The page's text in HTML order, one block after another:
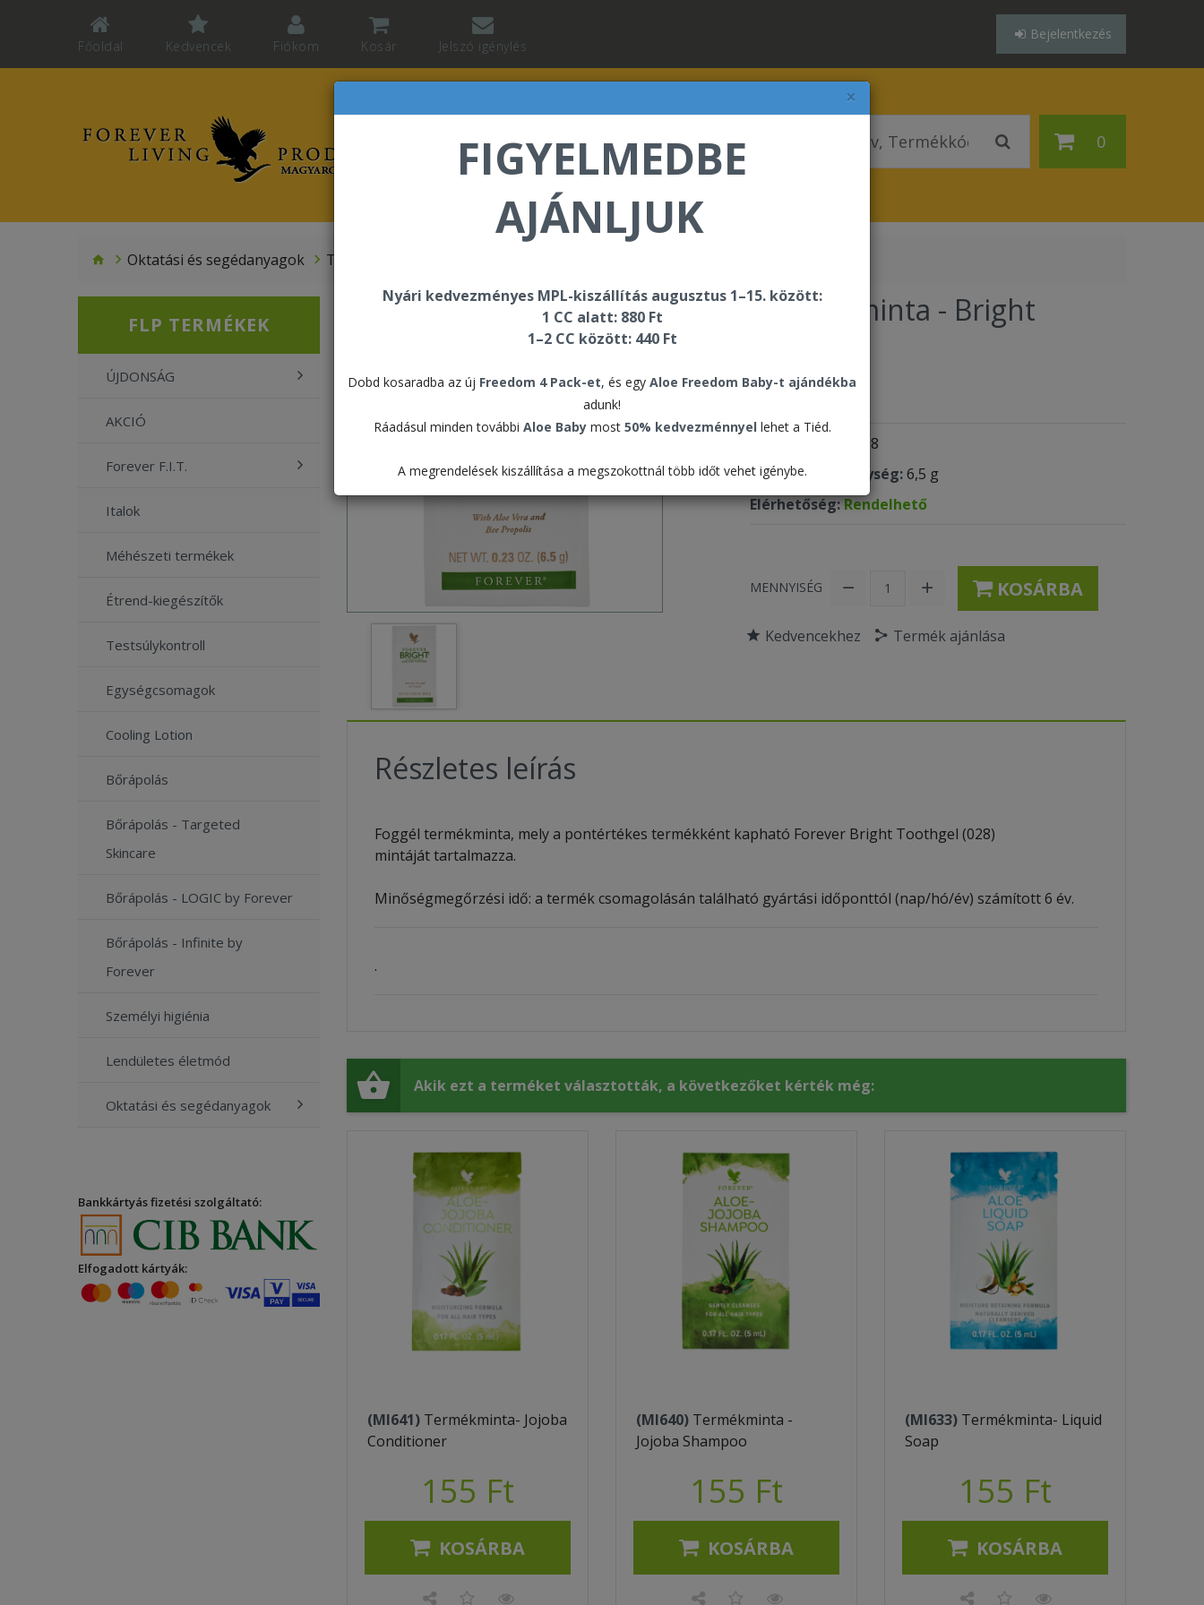
×
FIGYELMEDBE
AJÁNLJUK
Nyári kedvezményes MPL-kiszállítás augusztus 1–15. között:
1 CC alatt: 880 Ft
1–2 CC között: 440 Ft
Dobd kosaradba az új Freedom 4 Pack-et, és egy Aloe Freedom Baby-t ajándékba
adunk!
Ráadásul minden további Aloe Babymost 50% kedvezménnyel lehet a Tiéd.
A megrendelések kiszállítása a megszokottnál több időt vehet igénybe.
Főoldal Kedvencek Fiókom Kosár Jelszó igénylés
Bejelentkezés
0
Oktatási és segédanyagok Termékminták
FLP TERMÉKEK
ÚJDONSÁG
AKCIÓ
Forever F.I.T.
Italok
Méhészeti termékek
Étrend-kiegészítők
Testsúlykontroll
Egységcsomagok
Cooling Lotion
Bőrápolás
Bőrápolás - Targeted
Skincare
Bőrápolás - LOGIC by Forever
Bőrápolás - Infinite by
Forever
Személyi higiénia
Lendületes életmód
Oktatási és segédanyagok
Bankkártyás fizetési szolgáltató:
Elfogadott kártyák:
Termékminta - Bright
155 Ft
MI28
Csomagolási egység:6,5 g
Elérhetőség:Rendelhető
MENNYISÉG KOSÁRBA
Kedvencekhez Termék ajánlása
Részletes leírás
Foggél termékminta, mely a pontértékes termékként kapható Forever Bright Toothgel (028)
mintáját tartalmazza.
​Minőségmegőrzési idő: a termék csomagolásán található gyártási időponttól (nap/hó/év) számított 6 év.
.
Akik ezt a terméket választották, a következőket kérték még:
(MI641) Termékminta- Jojoba
Conditioner
155 Ft
KOSÁRBA
(MI640) Termékminta -
Jojoba Shampoo
155 Ft
KOSÁRBA
(MI633) Termékminta- Liquid
Soap
155 Ft
KOSÁRBA